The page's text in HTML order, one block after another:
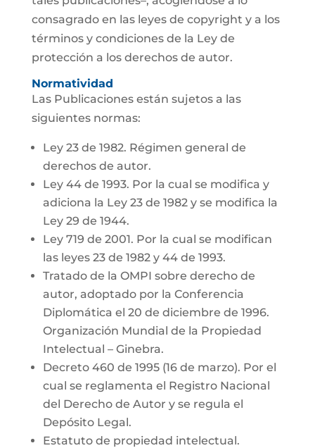
consagrado en las leyes de copyright y a los
términos y condiciones de la Ley de
protección a los derechos de autor.
Normatividad
Las Publicaciones están sujetos a las
siguientes normas:
Ley 23 de 1982. Régimen general de
derechos de autor.
Ley 44 de 1993. Por la cual se modifica y
adiciona la Ley 23 de 1982 y se modifica la
Ley 29 de 1944.
Ley 719 de 2001. Por la cual se modifican
las leyes 23 de 1982 y 44 de 1993.
Tratado de la OMPI sobre derecho de
autor, adoptado por la Conferencia
Diplomática el 20 de diciembre de 1996.
Organización Mundial de la Propiedad
Intelectual – Ginebra.
Decreto 460 de 1995 (16 de marzo). Por el
cual se reglamenta el Registro Nacional
del Derecho de Autor y se regula el
Depósito Legal.
Estatuto de propiedad intelectual.